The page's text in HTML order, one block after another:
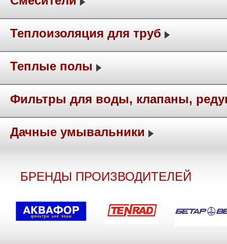
Теплоизоляция для труб
Теплые полы
Фильтры для воды, клапаны,
Дачные умывальники
БРЕНДЫ ПРОИЗВОДИТЕЛЕЙ